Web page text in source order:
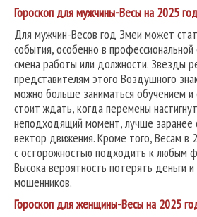
Гороскоп для мужчины-Весы на 2025
Для мужчин-Весов год Змеи может
события, особенно в
смена работы или должности. Звезды
представителям этого Воздушного
можно больше заниматься обучением и
стоит ждать, когда перемены
неподходящий момент, лучше заранее
вектор движения. Кроме того, Весам в
с осторожностью подходить к любым
Высока вероятность потерять деньги и
мошенников.
Гороскоп для женщины-Весы на 2025